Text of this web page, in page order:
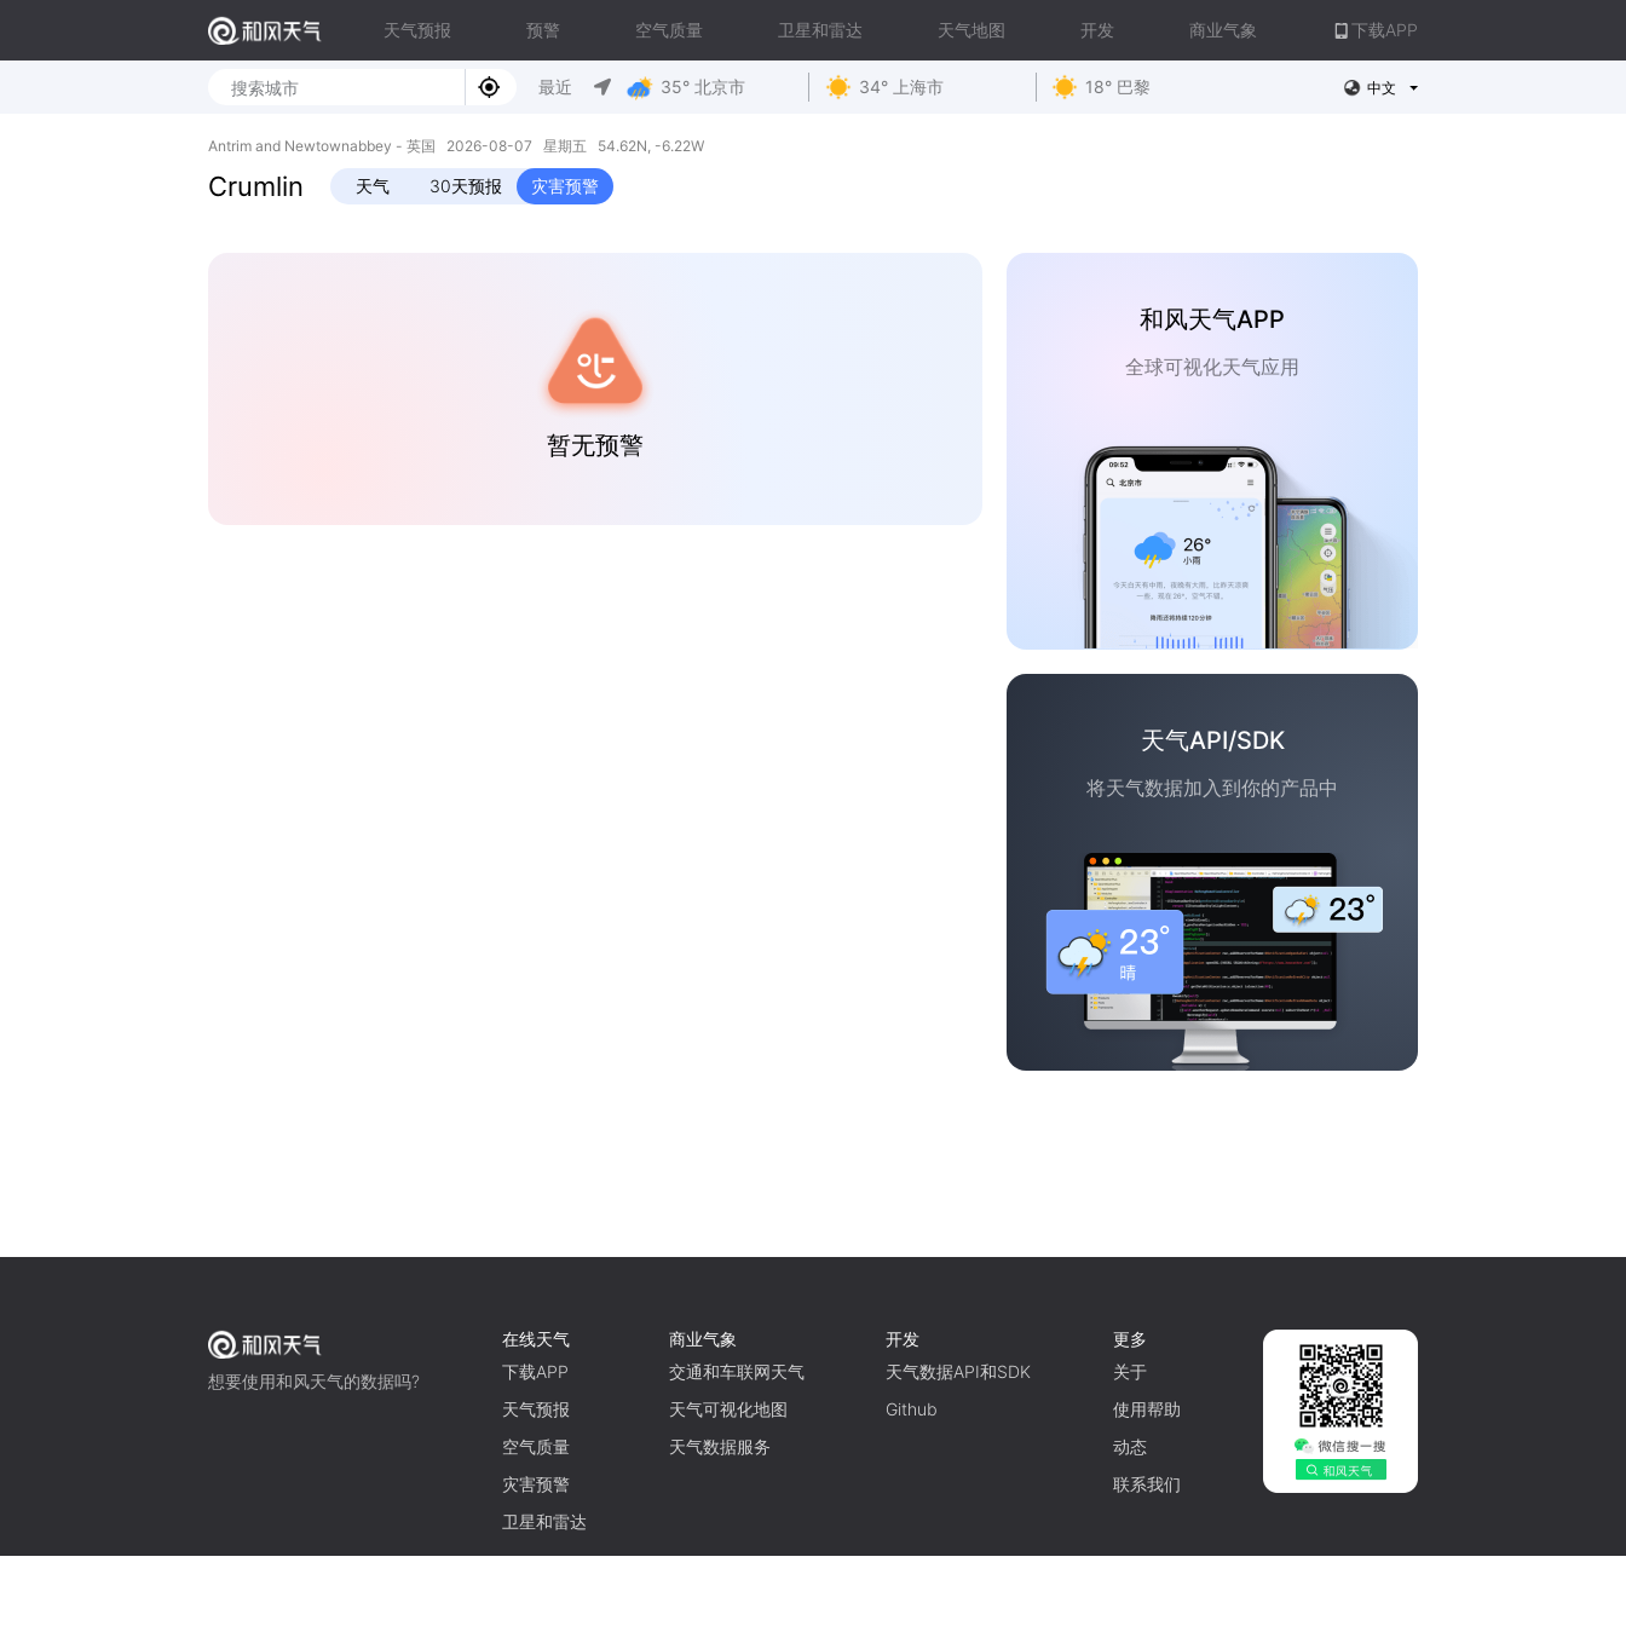
天气预报 预警 空气质量 卫星和雷达 天气地图 开发 商业气象 下载APP
最近 35° 北京市 34° 上海市 18° 巴黎 中文
Antrim and Newtownabbey - 英国 2026-08-07 星期五 54.62N, -6.22W
Crumlin 天气 30天预报 灾害预警
暂无预警
和风天气APP
全球可视化天气应用
天气API/SDK
将天气数据加入到你的产品中
想要使用和风天气的数据吗?
在线天气
下载APP
天气预报
空气质量
灾害预警
卫星和雷达
商业气象
交通和车联网天气
天气可视化地图
天气数据服务
开发
天气数据API和SDK
Github
更多
关于
使用帮助
动态
联系我们